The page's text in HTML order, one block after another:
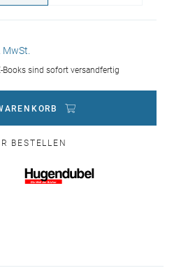
MwSt.
Books sind sofort versandfertig
BESTELLEN